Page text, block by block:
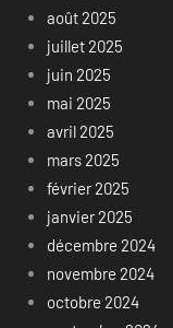
août 2025
juillet 2025
juin 2025
mai 2025
avril 2025
mars 2025
février 2025
janvier 2025
décembre 2024
novembre 2024
octobre 2024